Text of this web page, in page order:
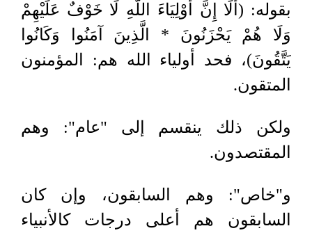
بقوله: (أَلَا إِنَّ أَوْلِيَاءَ اللَّهِ لَا خَوْفٌ عَلَيْهِمْ
وَلَا هُمْ يَحْزَنُونَ * الَّذِينَ آمَنُوا وَكَانُوا
يَتَّقُونَ)، فحد أولياء الله هم: المؤمنون
المتقون.
ولكن ذلك ينقسم إلى "عام": وهم
المقتصدون.
و"خاص": وهم السابقون، وإن كان
السابقون هم أعلى درجات كالأنبياء